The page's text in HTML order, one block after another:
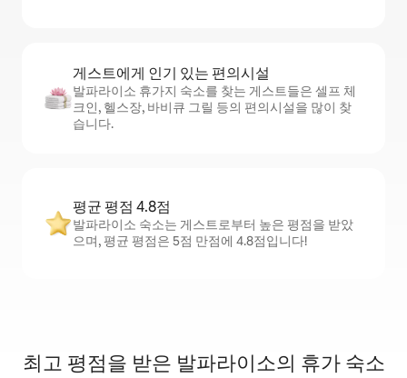
게스트에게 인기 있는 편의시설
발파라이소 휴가지 숙소를 찾는 게스트들은 셀프 체
크인, 헬스장, 바비큐 그릴 등의 편의시설을 많이 찾
습니다.
평균 평점 4.8점
발파라이소 숙소는 게스트로부터 높은 평점을 받았
으며, 평균 평점은 5점 만점에 4.8점입니다!
최고 평점을 받은 발파라이소의 휴가 숙소